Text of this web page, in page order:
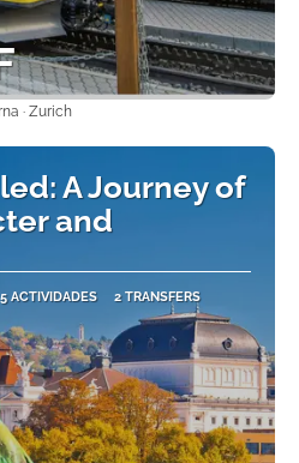
· Zurich
A Journey of
and
5 ACTIVIDADES 2 TRANSFERS